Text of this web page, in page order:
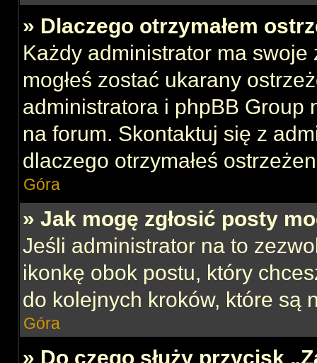
» Dlaczego otrzymałem
Każdy administrator ma swoje
mogłeś zostać ukarany
administratora i phpBB Group
na forum. Skontaktuj się z
dlaczego otrzymałeś
Góra
» Jak mogę zgłosić posty
Jeśli administrator na to
ikonkę obok postu, który
do kolejnych kroków, które są
Góra
» Do czego służy przycisk